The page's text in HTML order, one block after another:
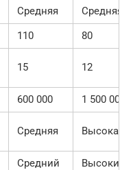
Средняя
Средняя
110
80
15 12
600 000 1 500 000
Средняя Высокая
Средний Высокий